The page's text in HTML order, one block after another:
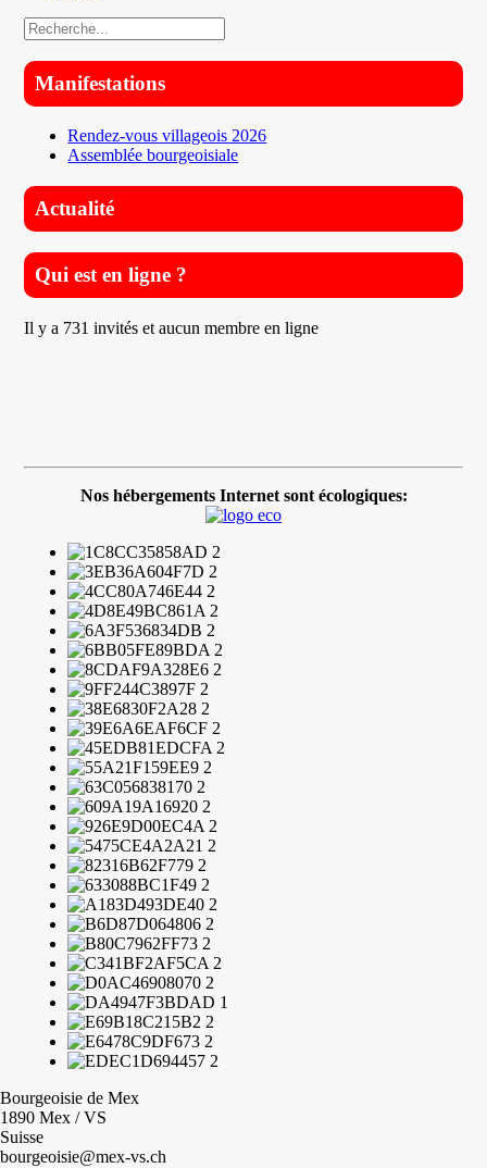
Manifestations
Rendez-vous villageois 2026
Assemblée bourgeoisiale
Actualité
Qui est en ligne ?
Il y a 731 invités et aucun membre en ligne
Nos hébergements Internet sont écologiques:
Bourgeoisie de Mex
1890 Mex / VS
Suisse
bourgeoisie@mex-vs.ch